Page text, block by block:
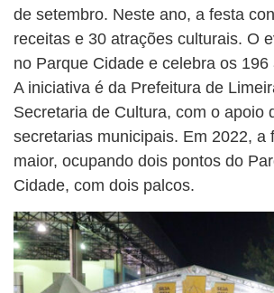
de setembro. Neste ano, a festa
receitas e 30 atrações culturais. O
no Parque Cidade e celebra os 196
A iniciativa é da Prefeitura de
Secretaria de Cultura, com o apoio
secretarias municipais. Em 2022, a
maior, ocupando dois pontos do
Cidade, com dois palcos.